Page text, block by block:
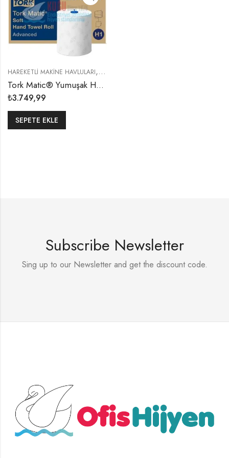
HAREKETLI MAKINE HAVLULARI, SARF MALZEMELER
Tork Matic® Yumuşak Hareketli El Havlusu 2 Katlı Gelişmiş H1 BEYAZ (1 Rulo 150 Metre-Koli İçi 6 Rulo)
₺3.749,99
SEPETE EKLE
Subscribe Newsletter
Sing up to our Newsletter and get the discount code.